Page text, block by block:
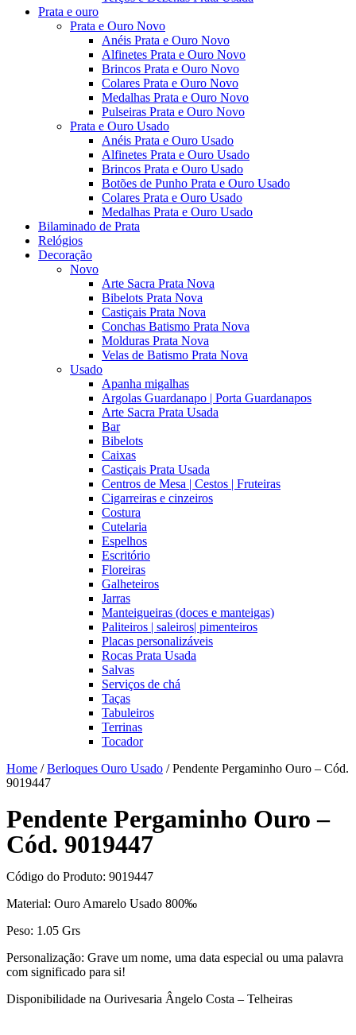
Prata e ouro
Prata e Ouro Novo
Anéis Prata e Ouro Novo
Alfinetes Prata e Ouro Novo
Brincos Prata e Ouro Novo
Colares Prata e Ouro Novo
Medalhas Prata e Ouro Novo
Pulseiras Prata e Ouro Novo
Prata e Ouro Usado
Anéis Prata e Ouro Usado
Alfinetes Prata e Ouro Usado
Brincos Prata e Ouro Usado
Botões de Punho Prata e Ouro Usado
Colares Prata e Ouro Usado
Medalhas Prata e Ouro Usado
Bilaminado de Prata
Relógios
Decoração
Novo
Arte Sacra Prata Nova
Bibelots Prata Nova
Castiçais Prata Nova
Conchas Batismo Prata Nova
Molduras Prata Nova
Velas de Batismo Prata Nova
Usado
Apanha migalhas
Argolas Guardanapo | Porta Guardanapos
Arte Sacra Prata Usada
Bar
Bibelots
Caixas
Castiçais Prata Usada
Centros de Mesa | Cestos | Fruteiras
Cigarreiras e cinzeiros
Costura
Cutelaria
Espelhos
Escritório
Floreiras
Galheteiros
Jarras
Manteigueiras (doces e manteigas)
Paliteiros | saleiros| pimenteiros
Placas personalizáveis
Rocas Prata Usada
Salvas
Serviços de chá
Taças
Tabuleiros
Terrinas
Tocador
Home /Berloques Ouro Usado / Pendente Pergaminho Ouro – Cód.
9019447
Pendente Pergaminho Ouro –
Cód. 9019447
Código do Produto: 9019447
Material: Ouro Amarelo Usado 800‰
Peso: 1.05 Grs
Personalização: Grave um nome, uma data especial ou uma palavra
com significado para si!
Disponibilidade na Ourivesaria Ângelo Costa – Telheiras